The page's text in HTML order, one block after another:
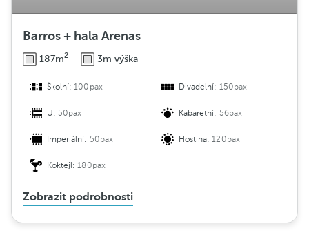
Barros + hala Arenas
187m2 3m výška
Školní:100pax Divadelní: 150pax
U: 50pax Kabaretní: 56pax
Imperiální: 50pax Hostina:120pax
Koktejl:180pax
Zobrazit podrobnosti